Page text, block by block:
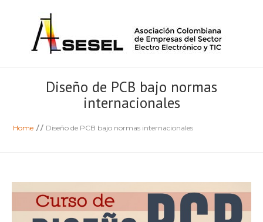
Diseño de PCB bajo normas
internacionales
Home / / Diseño de PCB bajo normas internacionales